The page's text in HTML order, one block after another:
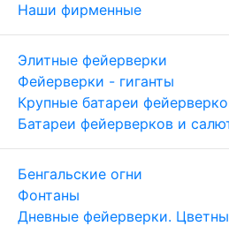
Наши фирменные
Элитные фейерверки
Фейерверки - гиганты
Крупные батареи
Батареи фейерверков и
Бенгальские огни
Фонтаны
Дневные фейерверки.